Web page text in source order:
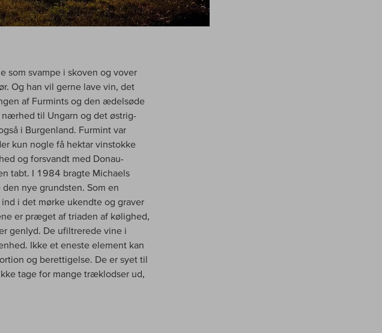
som svampe i skoven og vover
Og han vil gerne lave vin, det
af Furmints og den ædelsøde
nærhed til Ungarn og det østrig-
i Burgenland. Furmint var
kun nogle få hektar vinstokke
og forsvandt med Donau-
tabt. I 1984 bragte Michaels
nye grundsten. Som en
i det mørke ukendte og graver
er præget af triaden af kølighed,
genlyd. De ufiltrerede vine i
Ikke et eneste element kan
og berettigelse. De er syet til
tage for mange træklodser ud,